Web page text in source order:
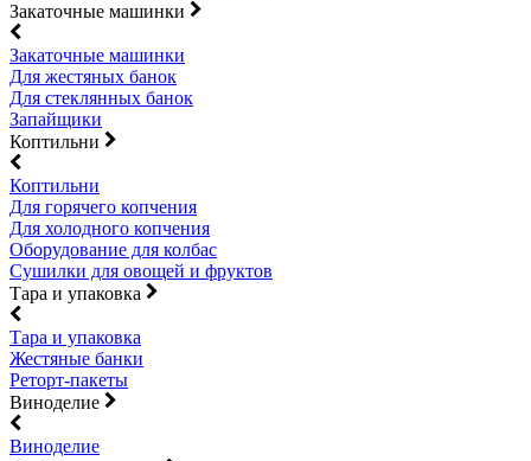
Закаточные машинки
Закаточные машинки
Для жестяных банок
Для стеклянных банок
Запайщики
Коптильни
Коптильни
Для горячего копчения
Для холодного копчения
Оборудование для колбас
Сушилки для овощей и фруктов
Тара и упаковка
Тара и упаковка
Жестяные банки
Реторт-пакеты
Виноделие
Виноделие